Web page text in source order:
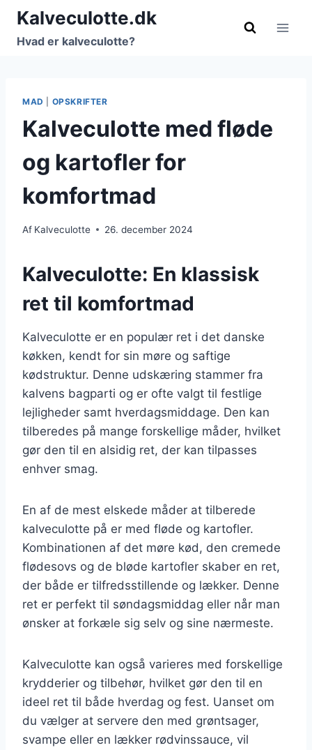
Fortsæt
indhold
Kalveculotte.dk
Hvad er kalveculotte?
MAD OPSKRIFTER
Kalveculotte med fløde
og kartofler for
komfortmad
Af Kalveculotte 26. december 2024
Kalveculotte: En klassisk
ret til komfortmad
Kalveculotte er en populær ret i det danske
køkken, kendt for sin møre og saftige
kødstruktur. Denne udskæring stammer fra
kalvens bagparti og er ofte valgt til festlige
lejligheder samt hverdagsmiddage. Den kan
tilberedes på mange forskellige måder, hvilket
gør den til en alsidig ret, der kan tilpasses
enhver smag.
En af de mest elskede måder at tilberede
kalveculotte på er med fløde og kartofler.
Kombinationen af det møre kød, den cremede
flødesovs og de bløde kartofler skaber en ret,
der både er tilfredsstillende og lækker. Denne
ret er perfekt til søndagsmiddag eller når man
ønsker at forkæle sig selv og sine nærmeste.
Kalveculotte kan også varieres med forskellige
krydderier og tilbehør, hvilket gør den til en
ideel ret til både hverdag og fest. Uanset om
du vælger at servere den med grøntsager,
svampe eller en lækker rødvinssauce, vil